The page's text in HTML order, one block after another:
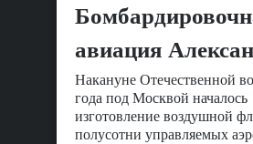
авиация
Накануне Отечественной
года под Москвой началось
изготовление воздушной
полусотни управляемых